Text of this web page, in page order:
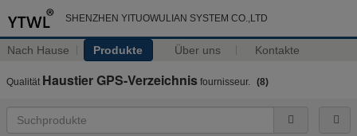
SHENZHEN YITUOWULIAN SYSTEM CO.,LTD
Nach Hause Produkte Über uns Kontakte
Qualität Haustier GPS-Verzeichnis fournisseur. (8)